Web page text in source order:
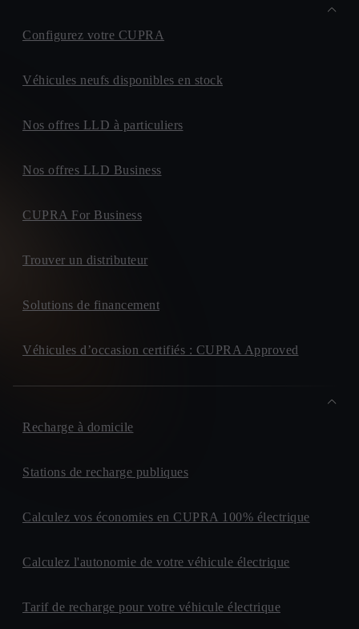
Configurez votre CUPRA
Véhicules neufs disponibles en stock
Nos offres LLD à particuliers
Nos offres LLD Business
CUPRA For Business
Trouver un distributeur
Solutions de financement
Véhicules d’occasion certifiés : CUPRA Approved
Recharge à domicile
Stations de recharge publiques
Calculez vos économies en CUPRA 100% électrique
Calculez l'autonomie de votre véhicule électrique
Tarif de recharge pour votre véhicule électrique